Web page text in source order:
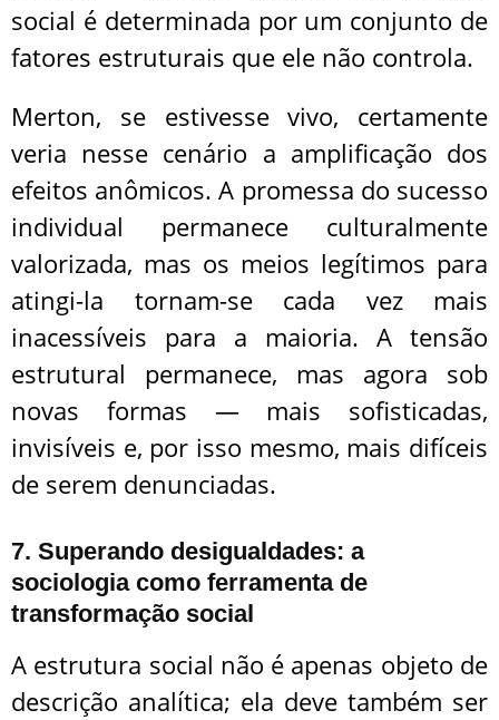
social é determinada por um conjunto de
fatores estruturais que ele não controla.
Merton, se estivesse vivo, certamente
veria nesse cenário a amplificação dos
efeitos anômicos. A promessa do sucesso
individual permanece culturalmente
valorizada, mas os meios legítimos para
atingi-la tornam-se cada vez mais
inacessíveis para a maioria. A tensão
estrutural permanece, mas agora sob
novas formas — mais sofisticadas,
invisíveis e, por isso mesmo, mais difíceis
de serem denunciadas.
7. Superando desigualdades: a
sociologia como ferramenta de
transformação social
A estrutura social não é apenas objeto de
descrição analítica; ela deve também ser